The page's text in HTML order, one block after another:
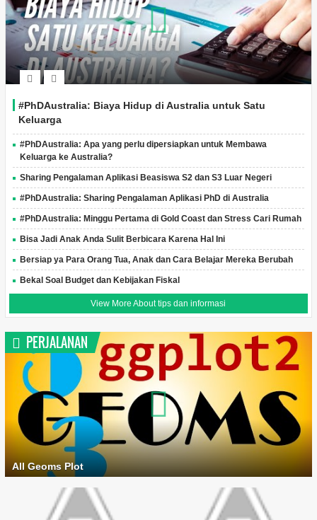
#PhDAustralia: Biaya Hidup di Australia untuk Satu
Keluarga
#PhDAustralia: Apa yang perlu dipersiapkan untuk Membawa
Keluarga ke Australia?
Sharing Pengalaman Aplikasi Beasiswa S2 dan S3 Luar Negeri
#PhDAustralia: Sharing Pengalaman Aplikasi PhD di Australia
#PhDAustralia: Minggu Pertama di Gold Coast dan Stress Cari Rumah
Bisa Jadi Anak Anda Sulit Berbicara Karena Hal Ini
Bersiap ya Para Orang Tua, Anak dan Cara Belajar Mereka Berubah
Bekal Soal Budget dan Kebijakan Fiskal
View More About tips dan informasi
PERJALANAN
All Geoms Plot